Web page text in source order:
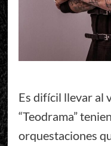
Es difícil llevar al
“Teodrama”
orquestaciones